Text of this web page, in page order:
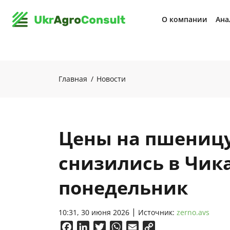
О компании
Главная Новости
Цены на
снизились в
понедельник
10:31, 30 июня 2026 Источник: zerno.avs
FacebookLinkedInTwitterWhatsApp
Email